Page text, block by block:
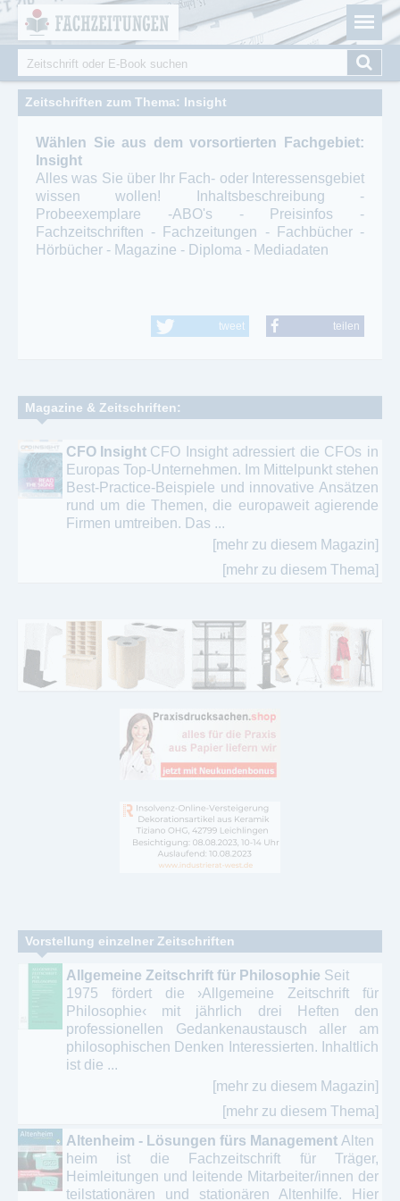
Fachzeitungen.de - Das unabhängige Portal für
Fachmagazine Fachpublikationen & eBooks
Suchformular
Suche
Zeitschriften zum Thema: Insight
Wählen Sie aus dem vorsortierten Fachgebiet:
Insight
Alles was Sie über Ihr Fach- oder Interessensgebiet
wissen wollen! Inhaltsbeschreibung -
Probeexemplare -ABO's - Preisinfos -
Fachzeitschriften - Fachzeitungen - Fachbücher -
Hörbücher - Magazine - Diploma - Mediadaten
tweet teilen
Magazine & Zeitschriften:
CFO Insight CFO Insight adressiert die CFOs in
Europas Top-Unternehmen. Im Mittelpunkt stehen
Best-Practice-Beispiele und innovative Ansätzen
rund um die Themen, die europaweit agierende
Firmen umtreiben. Das ...
[mehr zu diesem Magazin]
[mehr zu diesem Thema]
Vorstellung einzelner Zeitschriften
Allgemeine Zeitschrift für Philosophie Seit
1975 fördert die ›Allgemeine Zeitschrift für
Philosophie‹ mit jährlich drei Heften den
professionellen Gedankenaustausch aller am
philosophischen Denken Interessierten. Inhaltlich
ist die ...
[mehr zu diesem Magazin]
[mehr zu diesem Thema]
Altenheim - Lösungen fürs Management Alten
heim ist die Fachzeitschrift für Träger,
Heimleitungen und leitende Mitarbeiter/innen der
teilstationären und stationären Altenhilfe. Hier
Cookie-Einstellungen